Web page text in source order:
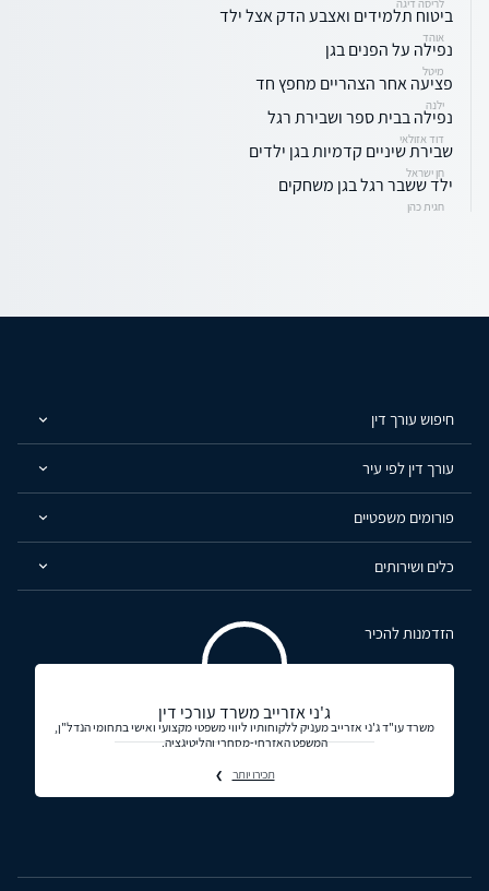
ביטוח תלמידים ואצבע הדק אצל ילד
אוהד
נפילה על הפנים בגן
מיטל
פציעה אחר הצהריים מחפץ חד
ילנה
נפילה בבית ספר ושבירת רגל
דוד אזולאי
שבירת שיניים קדמיות בגן ילדים
חן ישראל
ילד ששבר רגל בגן משחקים
חגית כהן
חיפוש עורך דין
עורך דין לפי עיר
פורומים משפטיים
כלים ושירותים
הזדמנות להכיר
ג'ני אזרייב משרד עורכי דין
משרד עו"ד ג'ני אזרייב מעניק ללקוחותיו ליווי משפטי מקצועי ואישי בתחומי הנדל"ן,
המשפט האזרחי-מסחרי והליטיגציה.
תכירו יותר